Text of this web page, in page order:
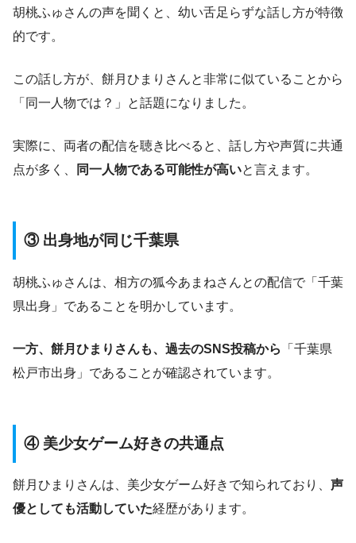
胡桃ふゅさんの声を聞くと、幼い舌足らずな話し方が特徴
的です。
この話し方が、餅月ひまりさんと非常に似ていることから
「同一人物では？」と話題になりました。
実際に、両者の配信を聴き比べると、話し方や声質に共通
点が多く、
同一人物である可能性が高いと言えます。
③ 出身地が同じ千葉県
胡桃ふゅさんは、相方の狐今あまねさんとの配信で「千葉
県出身」であることを明かしています。
一方、餅月ひまりさんも、過去のSNS投稿から
「千葉県
松戸市出身」であることが確認されています。
④ 美少女ゲーム好きの共通点
餅月ひまりさんは、美少女ゲーム好きで知られており、 声
優としても活動していた経歴があります。